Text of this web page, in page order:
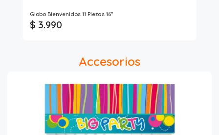
Globo Bienvenidos 11 Piezas 16"
$ 3.990
Accesorios